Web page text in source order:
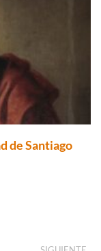
de Santiago